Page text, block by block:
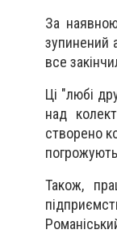
За
зупинений
все
Ці "любi
над
створено
Також,